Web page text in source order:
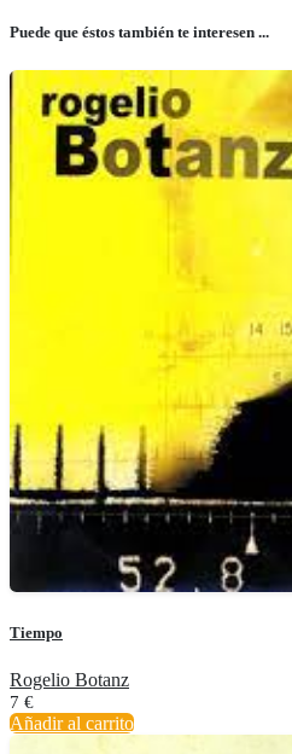
Puede que éstos también te interesen ...
Tiempo
Rogelio Botanz
7 €
Añadir al carrito